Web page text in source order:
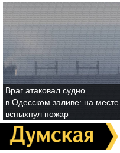
Враг атаковал судно
в Одесском заливе: на месте
вспыхнул пожар